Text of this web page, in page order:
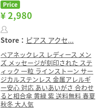
Price
¥ 2,980
Store： ピアス アクセ...
ペアネックレス レディース メン
ズ メッセージが刻印された ステ
ィック 一粒 ラインストーン サー
ジカルステンレス 金属アレルギ
ー安心 対応 あいあいがさ 合わせ
ると相合傘 黄緑 紫 送料無料 春夏
秋冬 大人気